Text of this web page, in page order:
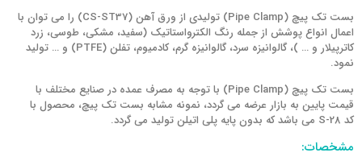
بست تک پیچ (Pipe Clamp) تولیدی از ورق آهن (CS-ST37) را می توان با
اعمال انواع پوشش از جمله رنگ الکترواستاتیک (سفید، مشکی، طوسی، زرد
کاترپیلار و … )، گالوانیزه سرد، گالوانیزه گرم، کادمیوم، تفلن (PTFE) و … تولید
نمود.
بست تک پیچ (Pipe Clamp) با توجه به مصرف عمده در صنایع مختلف با
قیمت پایین به بازار عرضه می گردد، نمونه مشابه بست تک پیچ، محصول با
کد S-28 می باشد که بدون پایه پلی اتیلن تولید می گردد.
مشخصات: